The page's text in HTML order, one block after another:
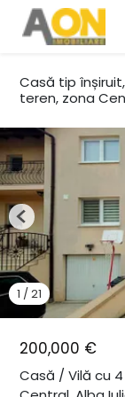
Casă tip
teren, zona
200,000 €
Casă / Vilă cu
1 /21
Previous